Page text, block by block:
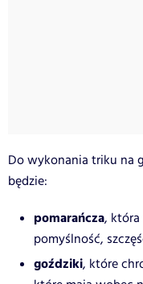
Do wykonania triku na
będzie:
pomarańcza, która
pomyślność,
goździki, które